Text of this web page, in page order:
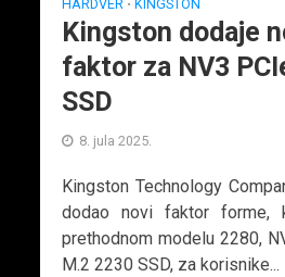
HARDVER • KINGSTON
Kingston dodaje
faktor za NV3
SSD
8. jula 2025.
Kingston Technology
dodao novi faktor forme,
prethodnom modelu 2280,
M.2 2230 SSD, za korisnike...